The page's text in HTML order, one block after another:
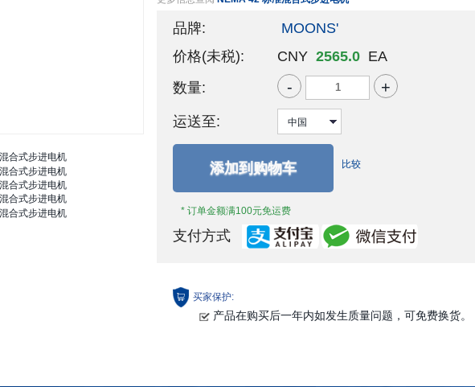
品牌:
MOONS'
价格(未税):
CNY2565.0 EA
数量:
- +
运送至:
添加到购物车
* 订单金额满100元免运费
比较
支付方式
买家保护:
产品在购买后一年内如发生质量问题，可免费换货。